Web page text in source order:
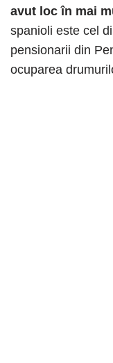
avut loc în mai
spanioli este cel
pensionarii din
ocuparea